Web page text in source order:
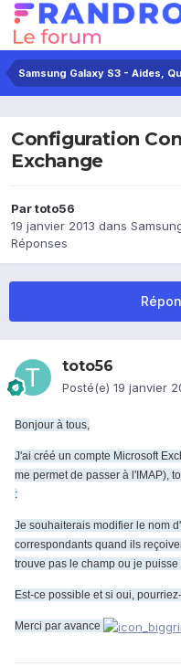
Samsung Galaxy S3 - Aides,
Configuration
Exchange
Partoto56
19 janvier 2013 dans
Réponses
toto56
Posté(e) 19 janvier
Bonjour à tous,
J'ai créé un compte Microsoft
me permet de passer à l'IMAP),
:
Je souhaiterais modifier le nom
correspondants quand ils
trouve pas le champ ou je
Est-ce possible et si oui,
Merci par avance